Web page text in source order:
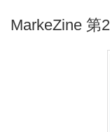
MarkeZine 第